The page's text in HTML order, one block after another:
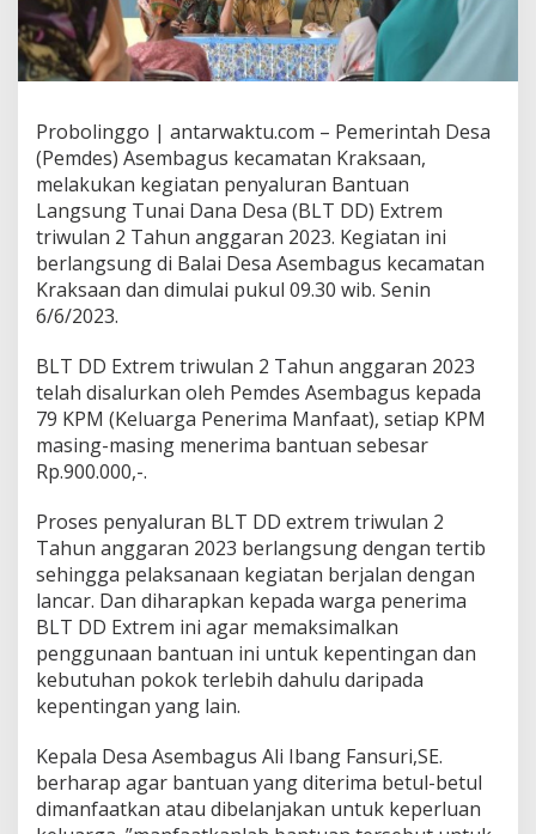
Probolinggo | antarwaktu.com – Pemerintah Desa
(Pemdes) Asembagus kecamatan Kraksaan,
melakukan kegiatan penyaluran Bantuan
Langsung Tunai Dana Desa (BLT DD) Extrem
triwulan 2 Tahun anggaran 2023. Kegiatan ini
berlangsung di Balai Desa Asembagus kecamatan
Kraksaan dan dimulai pukul 09.30 wib. Senin
6/6/2023.
BLT DD Extrem triwulan 2 Tahun anggaran 2023
telah disalurkan oleh Pemdes Asembagus kepada
79 KPM (Keluarga Penerima Manfaat), setiap KPM
masing-masing menerima bantuan sebesar
Rp.900.000,-.
Proses penyaluran BLT DD extrem triwulan 2
Tahun anggaran 2023 berlangsung dengan tertib
sehingga pelaksanaan kegiatan berjalan dengan
lancar. Dan diharapkan kepada warga penerima
BLT DD Extrem ini agar memaksimalkan
penggunaan bantuan ini untuk kepentingan dan
kebutuhan pokok terlebih dahulu daripada
kepentingan yang lain.
Kepala Desa Asembagus Ali Ibang Fansuri,SE.
berharap agar bantuan yang diterima betul-betul
dimanfaatkan atau dibelanjakan untuk keperluan